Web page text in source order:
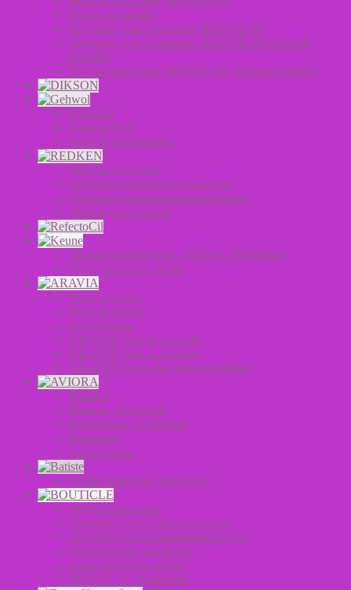
Мужская линия
Средства для стайлинга BED HEAD
Средства для стайлинга BED HEAD (Новый
дизайн)
Уход за волосами BED HEAD (Новый дизайн)
Fusskraft
Gehwol Med
Gehwol Preparations
Уход за волосами
Средства для стайлинга волос
Средства для окрашивание волос
Линия для мужчин
Линия для мужчин – 1922 by J.M. Keune
Уход для волос – Сare
Уход за телом
Уход за лицом
Аксессуары
ARAVIA Уход за руками
ARAVIA Уход за ногами
ARAVIA Средства для депиляции
Фольга
Фартук, Шапочки
Полотенца, Салфетки
Перчатки
Аксессуары
Сухие шампуни для волос
Уход за волосами
Средства для стайлинга волос
Средства для окрашивания волос
Осветлители для волос
Оксиданты для волос
BOUTICLE НАБОРЫ